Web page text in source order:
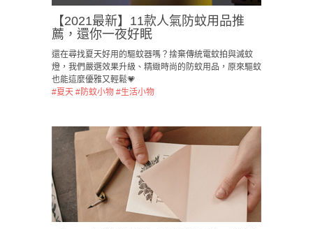
【2021最新】11款人氣防蚊用品推
薦，還你一夜好眠
還在尋找夏天好用的驅蚊器嗎？捨棄傳統電蚊拍與滅蚊
燈，我們嚴選效果升級、精緻時尚的防蚊用品，原來驅蚊
也能這麼優雅又輕鬆💗
#夏天 #防蚊小物 #生活小物